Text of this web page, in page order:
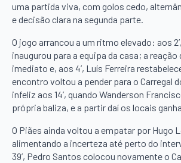
uma partida viva, com golos cedo,
e decisão clara na segunda parte.
O jogo arrancou a um ritmo elevado: aos
inaugurou para a equipa da casa; a reação
imediato e, aos 4’, Luís Ferreira
encontro voltou a pender para o Carregal
infeliz aos 14’, quando Wanderson
própria baliza, e a partir daí os locais
O Piães ainda voltou a empatar por Hugo
alimentando a incerteza até perto do
39’, Pedro Santos colocou novamente o